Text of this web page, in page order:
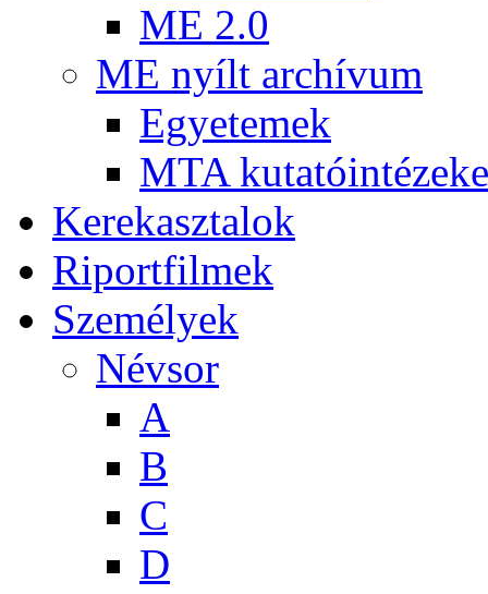
ME 2.0
ME nyílt archívum
Egyetemek
MTA
Kerekasztalok
Riportfilmek
Személyek
Névsor
A
B
C
D